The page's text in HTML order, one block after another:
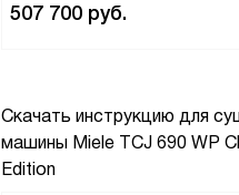
507 700 руб.
Скачать инструкцию для
машины Miele TCJ 690 WP
Edition